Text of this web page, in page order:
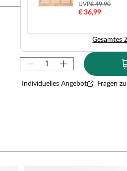
UVP€ 49,90
€ 36,99
Gesamtes
Individuelles Angebot Fragen